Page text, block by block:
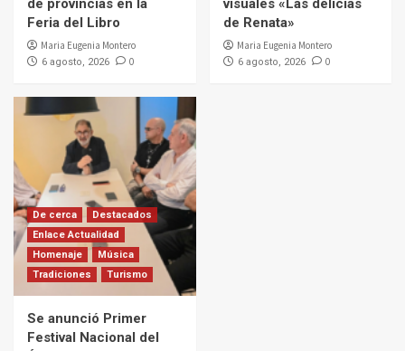
de provincias en la
Feria del Libro
Maria Eugenia Montero
6 agosto, 2026 0
visuales «Las delicias
de Renata»
Maria Eugenia Montero
6 agosto, 2026 0
De cerca
Destacados
Enlace Actualidad
Homenaje
Música
Tradiciones
Turismo
Se anunció Primer
Festival Nacional del